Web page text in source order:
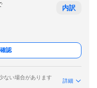
内訳
認
ない場合があります
詳細